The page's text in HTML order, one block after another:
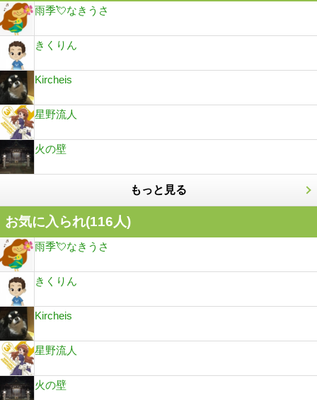
雨季💘なきうさ
きくりん
Kircheis
星野流人
火の壁
もっと見る
お気に入られ(116人)
雨季💘なきうさ
きくりん
Kircheis
星野流人
火の壁